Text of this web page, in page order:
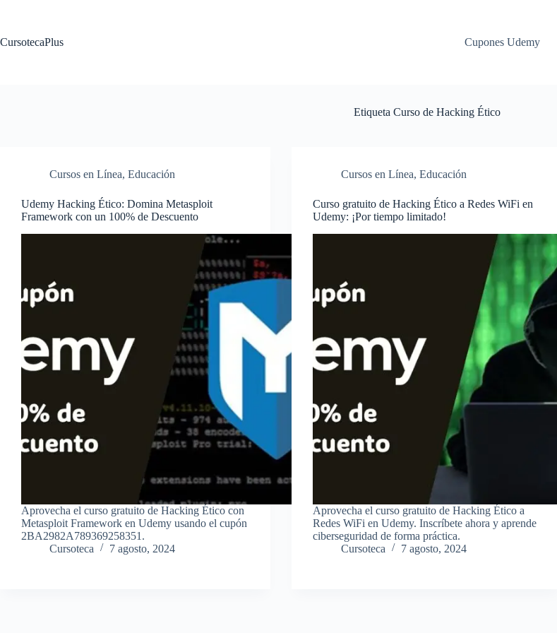
CursotecaPlus
Cupones Udemy
Etiqueta Curso de Hacking Ético
Cursos en Línea, Educación
Udemy Hacking Ético: Domina Metasploit
Framework con un 100% de Descuento
Aprovecha el curso gratuito de Hacking Ético con
Metasploit Framework en Udemy usando el cupón
2BA2982A789369258351.
Cursoteca
7 agosto, 2024
Cursos en Línea,Educación
Curso gratuito de Hacking Ético a Redes WiFi en
Udemy: ¡Por tiempo limitado!
Aprovecha el curso gratuito de Hacking Ético a
Redes WiFi en Udemy. Inscríbete ahora y aprende
ciberseguridad de forma práctica.
Cursoteca
7 agosto, 2024